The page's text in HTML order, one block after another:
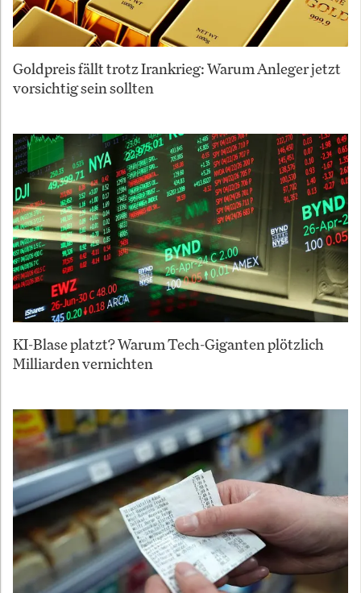
Goldpreis fällt trotz Irankrieg: Warum Anleger jetzt
vorsichtig sein sollten
KI-Blase platzt? Warum Tech-Giganten plötzlich
Milliarden vernichten